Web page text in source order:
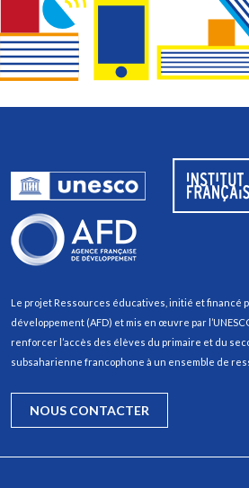
Le projet Ressources éducatives, initié et financé
développement (AFD) et mis en œuvre par
renforcer l’accès des élèves du primaire et du
subsaharienne francophone à un ensemble de
NOUS CONTACTER